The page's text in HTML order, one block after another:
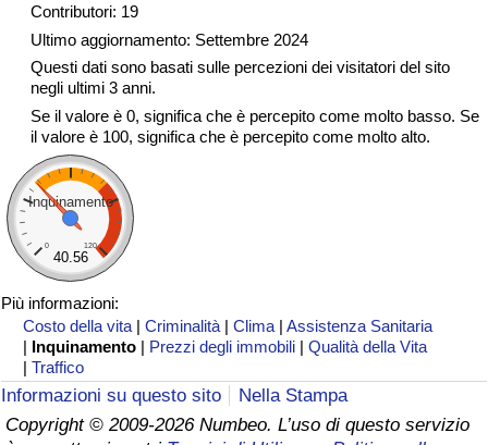
Contributori: 19
Ultimo aggiornamento: Settembre 2024
Questi dati sono basati sulle percezioni dei visitatori del sito
negli ultimi 3 anni.
Se il valore è 0, significa che è percepito come molto basso. Se
il valore è 100, significa che è percepito come molto alto.
Inquinamento
0 120
40.56
Più informazioni:
Costo della vita |Criminalità |Clima |Assistenza Sanitaria
| Inquinamento | Prezzi degli immobili |Qualità della Vita
|Traffico
Informazioni su questo sito
Nella Stampa
Copyright © 2009-2026 Numbeo. L’uso di questo servizio
Indice del Traffico
Indice del traffico (Corrente)
Indice del traffico per Nazione